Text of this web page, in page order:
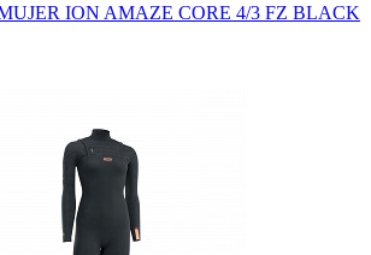
ION AMAZE CORE 4/3 FZ BLACK